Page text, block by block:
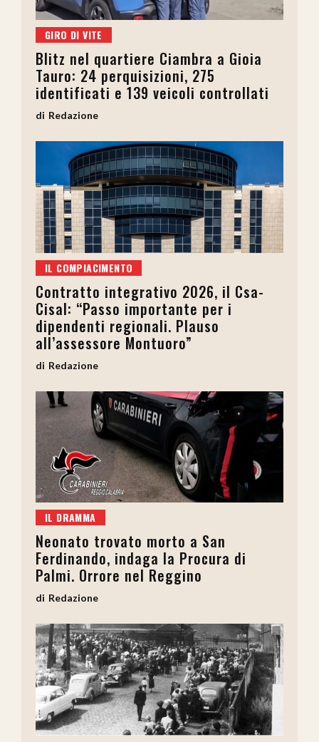
GIRO DI VITE
Blitz nel quartiere Ciambra a Gioia
Tauro: 24 perquisizioni, 275
identificati e 139 veicoli controllati
Redazione
IL COMPIACIMENTO
Contratto integrativo 2026, il Csa-
Cisal: “Passo importante per i
dipendenti regionali. Plauso
all’assessore Montuoro”
Redazione
IL DRAMMA
Neonato trovato morto a San
Ferdinando, indaga la Procura di
Palmi. Orrore nel Reggino
Redazione